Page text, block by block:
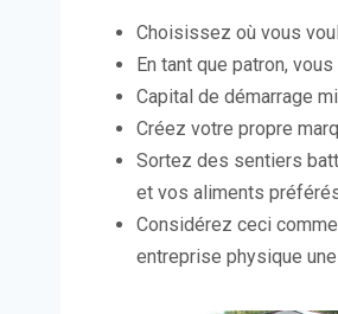
Choisissez où vous
En tant que patron,
Capital de démarrage
Créez votre propre
Sortez des sentiers
et vos aliments
Considérez ceci
entreprise physique